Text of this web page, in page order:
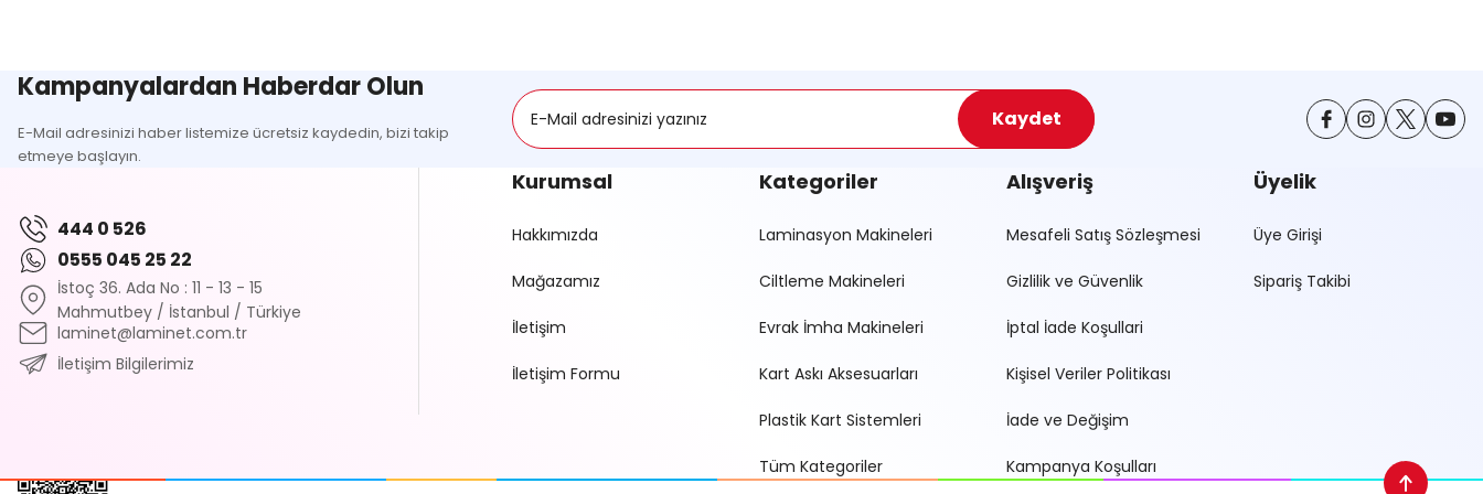
Ürün bilgilerinde hatalar bulunuyor.
Ürün fiyatı diğer sitelerden daha pahalı.
Bu ürüne benzer farklı alternatifler olmalı.
Gönder
Kampanyalardan Haberdar Olun
E-Mail adresinizi haber listemize ücretsiz kaydedin, bizi takip
etmeye başlayın.
Kaydet
444 0 526
0555 045 25 22
İstoç 36. Ada No : 11 - 13 - 15
Mahmutbey / İstanbul / Türkiye
laminet@laminet.com.tr
İletişim Bilgilerimiz
Kurumsal
Hakkımızda
Mağazamız
İletişim
İletişim Formu
Kategoriler
Laminasyon Makineleri
Ciltleme Makineleri
Evrak İmha Makineleri
Kart Askı Aksesuarları
Plastik Kart Sistemleri
Tüm Kategoriler
Alışveriş
Mesafeli Satış Sözleşmesi
Gizlilik ve Güvenlik
İptal İade Koşullari
Kişisel Veriler Politikası
İade ve Değişim
Kampanya Koşulları
Üyelik
Üye Girişi
Sipariş Takibi